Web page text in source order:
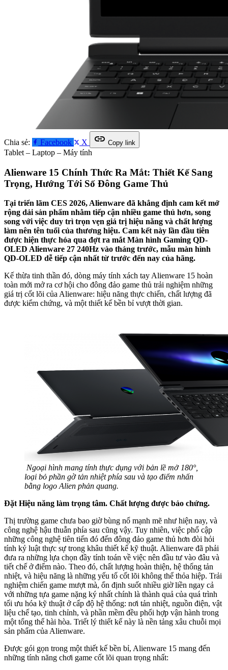
Chia sẻ: Facebook X link Copy link
Tablet – Laptop – Máy tính
Alienware 15 Chính Thức Ra Mắt: Thiết Kế Sang
Trọng, Hướng Tới Số Đông Game Thủ
Tại triển lãm CES 2026, Alienware đã khẳng định cam kết mở
rộng dải sản phẩm nhằm tiếp cận nhiều game thủ hơn, song
song với việc duy trì trọn vẹn giá trị hiệu năng và chất lượng
làm nên tên tuổi của thương hiệu. Cam kết này lần đầu tiên
được hiện thực hóa qua đợt ra mắt Màn hình Gaming QD-
OLED Alienware 27 240Hz vào tháng trước, mẫu màn hình
QD-OLED dễ tiếp cận nhất từ trước đến nay của hãng.
Kế thừa tinh thần đó, dòng máy tính xách tay Alienware 15 hoàn
toàn mới mở ra cơ hội cho đông đảo game thủ trải nghiệm những
giá trị cốt lõi của Alienware: hiệu năng thực chiến, chất lượng đã
được kiểm chứng, và một thiết kế bền bỉ vượt thời gian.
Ngoại hình mang tính thực dụng với bản lề mở 180°,
loại bỏ phần gờ tản nhiệt phía sau và tạo điểm nhấn
bằng logo Alien phản quang.
Đặt Hiệu năng làm trọng tâm. Chất lượng được bảo chứng.
Thị trường game chưa bao giờ bùng nổ mạnh mẽ như hiện nay, và
công nghệ hậu thuẫn phía sau cũng vậy. Tuy nhiên, việc phổ cập
những công nghệ tiên tiến đó đến đông đảo game thủ hơn đòi hỏi
tính kỷ luật thực sự trong khâu thiết kế kỹ thuật. Alienware đã phải
đưa ra những lựa chọn đầy tính toán về việc nên đầu tư vào đâu và
tiết chế ở điểm nào. Theo đó, chất lượng hoàn thiện, hệ thống tản
nhiệt, và hiệu năng là những yếu tố cốt lõi không thể thỏa hiệp. Trải
nghiệm chiến game mượt mà, ổn định suốt nhiều giờ liền ngay cả
với những tựa game nặng ký nhất chính là thành quả của quá trình
tối ưu hóa kỹ thuật ở cấp độ hệ thống: nơi tản nhiệt, nguồn điện, vật
liệu chế tạo, tinh chỉnh, và phần mềm đều phối hợp vận hành trong
một tổng thể hài hòa. Triết lý thiết kế này là nền tảng xâu chuỗi mọi
sản phẩm của Alienware.
Được gói gọn trong một thiết kế bền bỉ, Alienware 15 mang đến
những tính năng chơi game cốt lõi quan trọng nhất: